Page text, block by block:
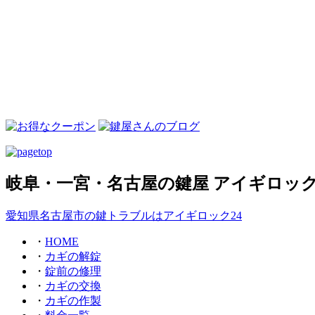
岐阜・一宮・名古屋の鍵屋 アイギロッ
愛知県名古屋市の鍵トラブルはアイギロック24
・ HOME
・ カギの解錠
・ 錠前の修理
・ カギの交換
・ カギの作製